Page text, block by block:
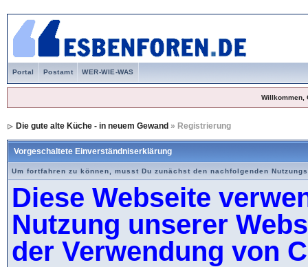
Portal Postamt WER-WIE-WAS
Willkommen,
Die gute alte Küche - in neuem Gewand » Registrierung
Vorgeschaltete Einverständniserklärung
Um fortfahren zu können, musst Du zunächst den nachfolgenden
Diese Webseite
Nutzung unserer
der Verwendung von